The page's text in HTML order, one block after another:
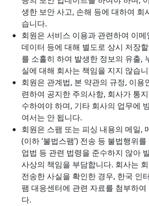
생한 보안 사고, 손해 등에 대하여 회
습니다.
회원은 서비스 이용과 관련하여 이
데이터 등에 대해 별도로 상시 저장
를 소홀히 하여 발생한 정보의 유출,
실에 대해 회사는 책임을 지지 않습
회원은 관계법, 본 약관의 규정, 이용
련하여 공지한 주의사항, 회사가 통
수하여야 하며, 기타 회사의 업무에
여서는 안 됩니다.
회원은 스팸 또는 피싱 내용의 메일,
(이하 ‘불법스팸’) 전송 등 불법행위
업법 등 관련 법령을 준수하지 않아
사상의 책임을 부담합니다. 회사는
전송한 사실을 확인한 경우, 한국 인
팸 대응센터에 관련 자료를 첨부하여
다.